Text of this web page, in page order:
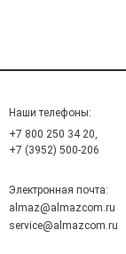
Наши телефоны:
+7 800 250 34 20,
+7 (3952) 500-206
Электронная почта:
almaz@almazcom.ru
service@almazcom.ru